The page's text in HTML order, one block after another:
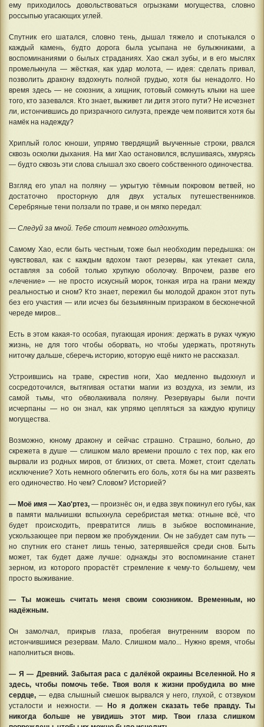
ему приходилось довольствоваться огрызками могущества, словно
россыпью угасающих углей.
Спутник его шатался, словно тень, дышал тяжело и спотыкался о
каждый камень, будто дорога была усыпана не булыжниками, а
воспоминаниями о былых страданиях. Хао сжал зубы, и в его мыслях
промелькнула — жёсткая, как удар молота, — идея: сделать привал,
позволить дракону вздохнуть полной грудью, хотя бы ненадолго. Но
время здесь — не союзник, а хищник, готовый сомкнуть клыки на шее
того, кто зазевался. Кто знает, выживет ли дитя этого пути? Не исчезнет
ли, истончившись до призрачного силуэта, прежде чем появится хотя бы
намёк на надежду?
Хриплый голос юноши, упрямо твердящий выученные строки, рвался
сквозь осколки дыхания. На миг Хао остановился, вслушиваясь, хмурясь
— будто сквозь эти слова слышал эхо своего собственного одиночества.
Взгляд его упал на поляну — укрытую тёмным покровом ветвей, но
достаточно просторную для двух усталых путешественников.
Серебряные тени ползали по траве, и он мягко передал:
— Следуй за мной. Тебе стоит немного отдохнуть.
Самому Хао, если быть честным, тоже был необходим передышка: он
чувствовал, как с каждым вдохом тают резервы, как утекает сила,
оставляя за собой только хрупкую оболочку. Впрочем, разве его
«лечение» — не просто искусный морок, тонкая игра на грани между
реальностью и сном? Кто знает, пережил бы молодой дракон этот путь
без его участия — или исчез бы безымянным призраком в бесконечной
череде миров...
Есть в этом какая-то особая, пугающая ирония: держать в руках чужую
жизнь, не для того чтобы оборвать, но чтобы удержать, протянуть
ниточку дальше, сберечь историю, которую ещё никто не рассказал.
Устроившись на траве, скрестив ноги, Хао медленно выдохнул и
сосредоточился, вытягивая остатки магии из воздуха, из земли, из
самой тьмы, что обволакивала поляну. Резервуары были почти
исчерпаны — но он знал, как упрямо цепляться за каждую крупицу
могущества.
Возможно, юному дракону и сейчас страшно. Страшно, больно, до
скрежета в душе — слишком мало времени прошло с тех пор, как его
вырвали из родных миров, от близких, от света. Может, стоит сделать
исключение? Хоть немного облегчить его боль, хотя бы на миг развеять
его одиночество. Но чем? Словом? Историей?
— Моё имя — Хао'ртез,— произнёс он, и едва звук покинул его губы, как
в памяти мальчишки вспыхнула серебристая метка: отныне всё, что
будет происходить, превратится лишь в зыбкое воспоминание,
ускользающее при первом же пробуждении. Он не забудет сам путь —
но спутник его станет лишь тенью, затерявшейся среди снов. Быть
может, так будет даже лучше: однажды это воспоминание станет
зерном, из которого прорастёт стремление к чему-то большему, чем
просто выживание.
— Ты можешь считать меня своим союзником. Временным, но
надёжным.
Он замолчал, прикрыв глаза, пробегая внутренним взором по
истончившимся резервам. Мало. Слишком мало... Нужно время, чтобы
наполниться вновь.
— Я — Древний. Забытая раса с далёкой окраины Вселенной. Но я
здесь, чтобы помочь тебе. Твоя воля к жизни пробудила во мне
сердце, — едва слышный смешок вырвался у него, глухой, с отзвуком
усталости и нежности. —Но я должен сказать тебе правду. Ты
никогда больше не увидишь этот мир. Твои глаза слишком